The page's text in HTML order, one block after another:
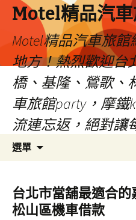
Motel精品汽
Motel精品汽車旅
地方！熱烈歡迎台
橋、基隆、鶯歌、
車旅館party，摩鐵
流連忘返，絕對讓
選單
容
台北市當舖最適合
松山區機車借款